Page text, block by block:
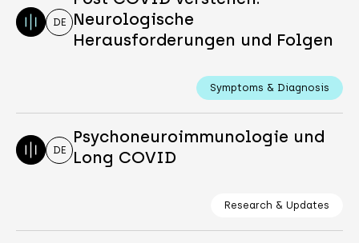
DE
Neurologische
Herausforderungen und Folgen
Symptoms & Diagnosis
DE
Psychoneuroimmunologie und
Long COVID
Research & Updates